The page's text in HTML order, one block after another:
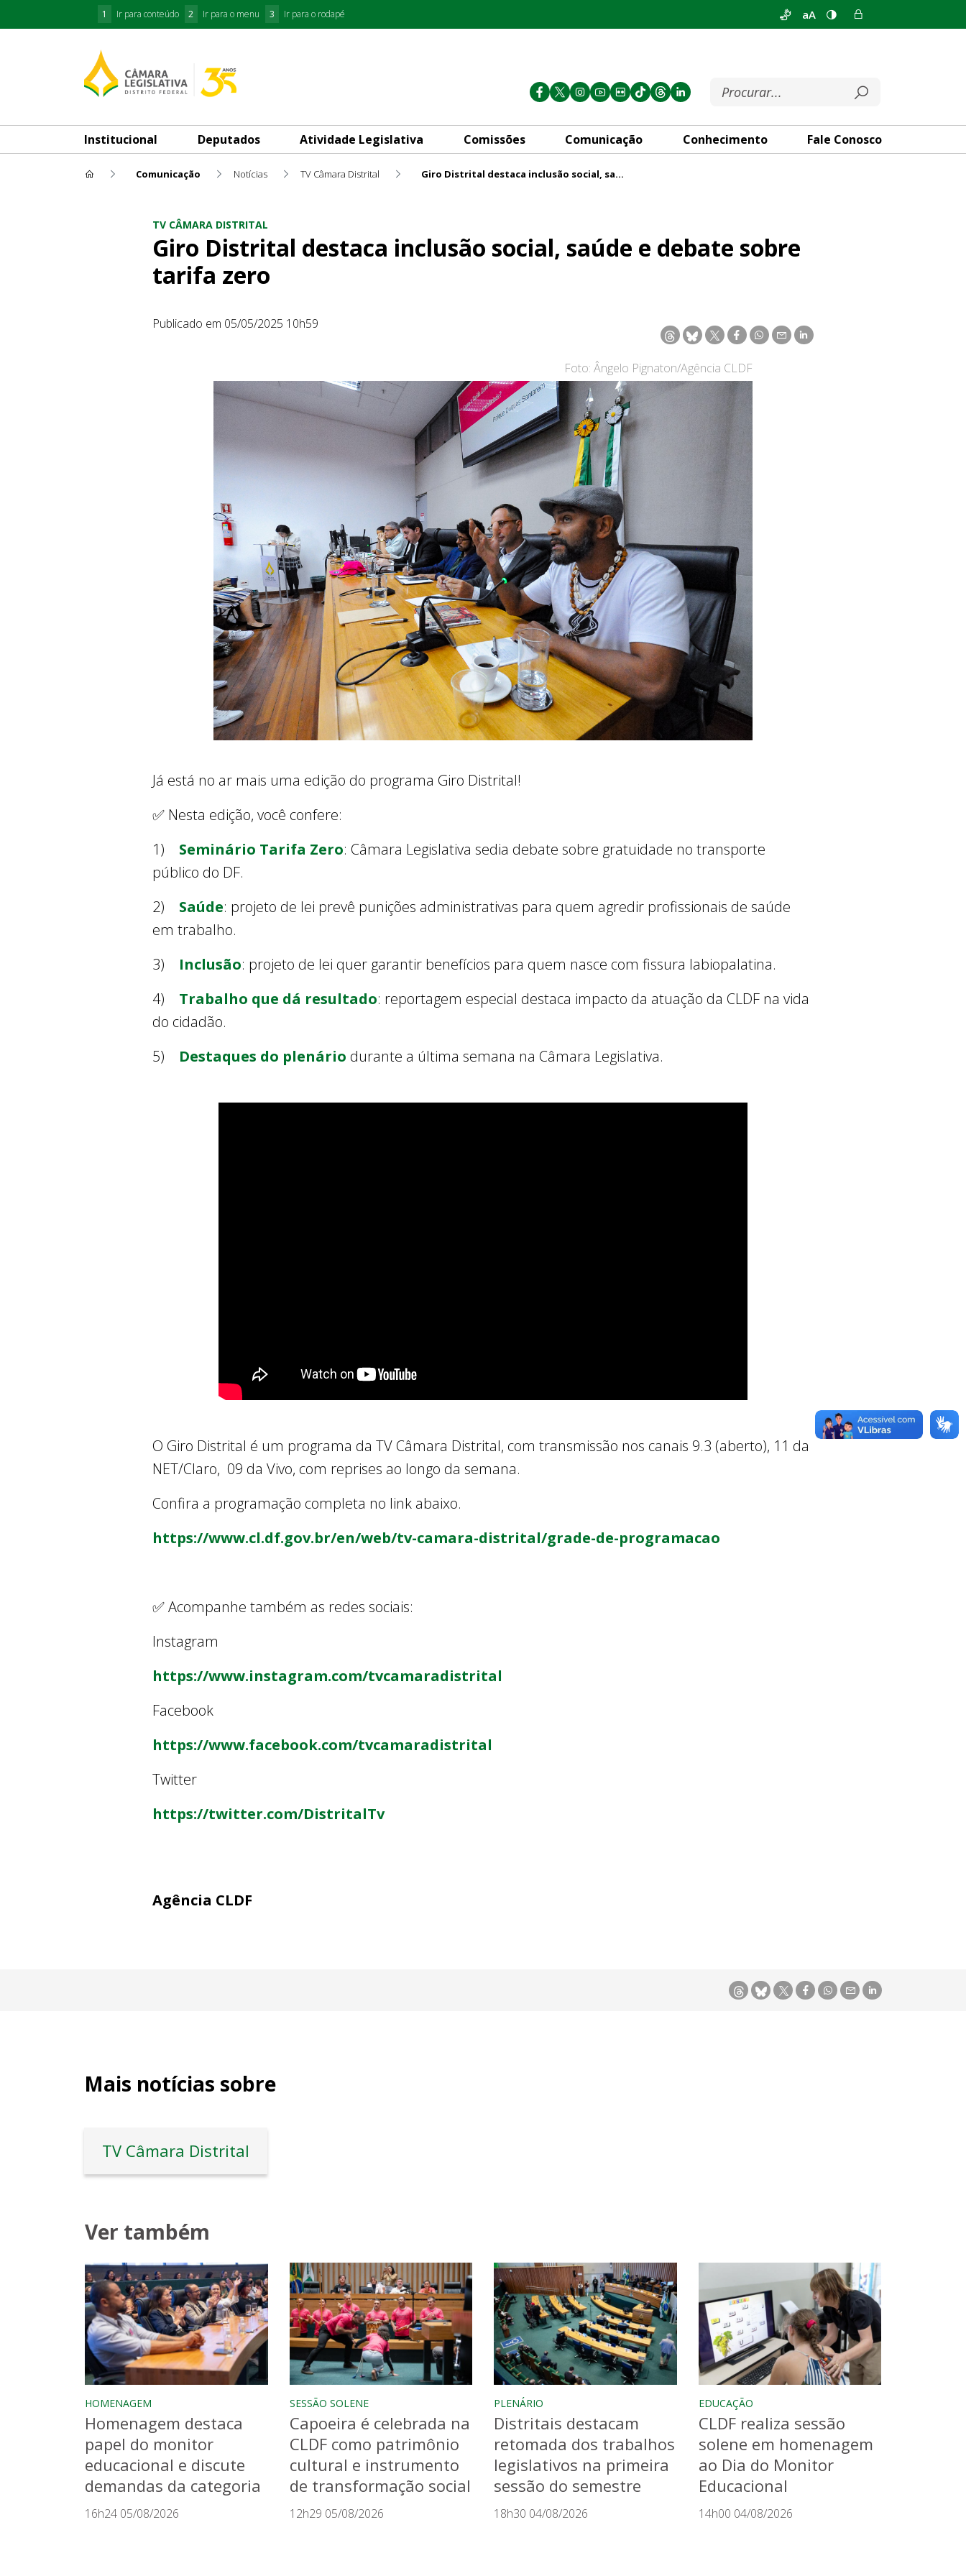
1 Ir para conteúdo 2 Ir para o menu 3 Ir para o rodapé aA
Institucional Deputados Atividade Legislativa Comissões Comunicação Conhecimento Fale Conosco
Comunicação Notícias TV Câmara Distrital Giro Distrital destaca inclusão social, saúde e debate sobre tarifa zero
TV CÂMARA DISTRITAL
Giro Distrital destaca inclusão social, saúde e debate sobre
tarifa zero
Publicado em 05/05/2025 10h59
Foto: Ângelo Pignaton/Agência CLDF
Já está no ar mais uma edição do programa Giro Distrital!
✅ Nesta edição, você confere:
1) Seminário Tarifa Zero: Câmara Legislativa sedia debate sobre gratuidade no transporte
público do DF.
2) Saúde: projeto de lei prevê punições administrativas para quem agredir profissionais de saúde
em trabalho.
3) Inclusão: projeto de lei quer garantir benefícios para quem nasce com fissura labiopalatina.
4) Trabalho que dá resultado: reportagem especial destaca impacto da atuação da CLDF na vida
do cidadão.
5) Destaques do plenário durante a última semana na Câmara Legislativa.
O Giro Distrital é um programa da TV Câmara Distrital, com transmissão nos canais 9.3 (aberto), 11 da
NET/Claro, 09 da Vivo, com reprises ao longo da semana.
Confira a programação completa no link abaixo.
https://www.cl.df.gov.br/en/web/tv-camara-distrital/grade-de-programacao
✅ Acompanhe também as redes sociais:
Instagram
https://www.instagram.com/tvcamaradistrital
Facebook
https://www.facebook.com/tvcamaradistrital
Twitter
https://twitter.com/DistritalTv
Agência CLDF
Mais notícias sobre
TV Câmara Distrital
Ver também
HOMENAGEM
Homenagem destaca
papel do monitor
educacional e discute
demandas da categoria
16h24 05/08/2026
SESSÃO SOLENE
Capoeira é celebrada na
CLDF como patrimônio
cultural e instrumento
de transformação social
12h29 05/08/2026
PLENÁRIO
Distritais destacam
retomada dos trabalhos
legislativos na primeira
sessão do semestre
18h30 04/08/2026
EDUCAÇÃO
CLDF realiza sessão
solene em homenagem
ao Dia do Monitor
Educacional
14h00 04/08/2026